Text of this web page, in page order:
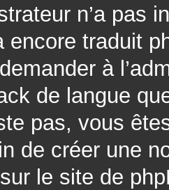
n’a pas
encore traduit
à
de langue
pas, vous
de créer une
le site de